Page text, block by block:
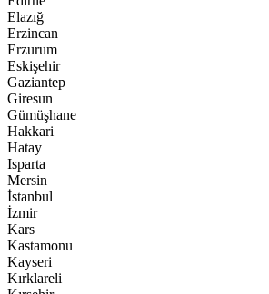
Elazığ
Erzincan
Erzurum
Eskişehir
Gaziantep
Giresun
Gümüşhane
Hakkari
Hatay
Isparta
Mersin
İstanbul
İzmir
Kars
Kastamonu
Kayseri
Kırklareli